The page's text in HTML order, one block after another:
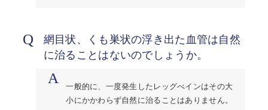
Q
網目状、くも巣状の浮き出た血管は自然
に治ることはないのでしょうか。
A
一般的に、一度発生したレッグべインはその大
小にかかわらず自然に治ることはありません。